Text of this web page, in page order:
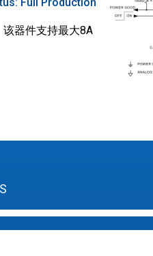
Full Production
器件支持最大8A